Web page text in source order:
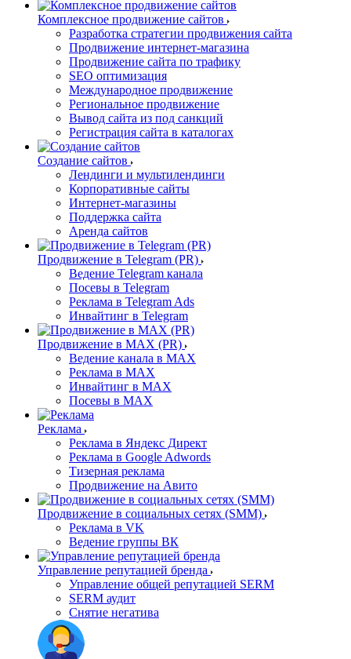
Комплексное продвижение сайтов
Разработка стратегии продвижения сайта
Продвижение интернет-магазина
Продвижение сайта по трафику
SEO оптимизация
Международное продвижение
Региональное продвижение
Вывод сайта из под санкций
Регистрация сайта в каталогах
Создание сайтов
Лендинги и мультилендинги
Корпоративные сайты
Интернет-магазины
Поддержка сайта
Аренда сайтов
Продвижение в Telegram (PR)
Ведение Telegram канала
Посевы в Telegram
Реклама в Telegram Ads
Инвайтинг в Telegram
Продвижение в MAX (PR)
Ведение канала в MAX
Реклама в MAX
Инвайтинг в MAX
Посевы в MAX
Реклама
Реклама в Яндекс Директ
Реклама в Google Adwords
Тизерная реклама
Продвижение на Авито
Продвижение в социальных сетях (SMM)
Реклама в VK
Ведение группы ВК
Управление репутацией бренда
Управление общей репутацией SERM
SERM аудит
Снятие негатива